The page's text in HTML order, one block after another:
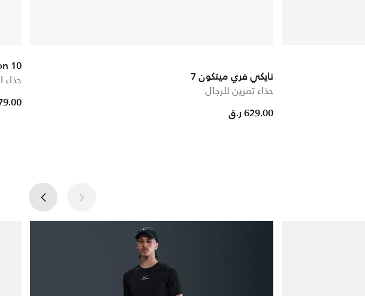
نايكي فري ميتكون 7
حذاء تمرين للرجال
629.00 ر.ق
10
حذاء